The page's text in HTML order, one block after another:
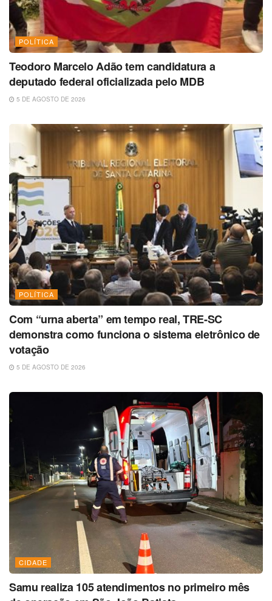
POLÍTICA
Teodoro Marcelo Adão tem candidatura a
deputado federal oficializada pelo MDB
5 DE AGOSTO DE 2026
POLÍTICA
Com “urna aberta” em tempo real, TRE-SC
demonstra como funciona o sistema eletrônico de
votação
5 DE AGOSTO DE 2026
CIDADE
Samu realiza 105 atendimentos no primeiro mês